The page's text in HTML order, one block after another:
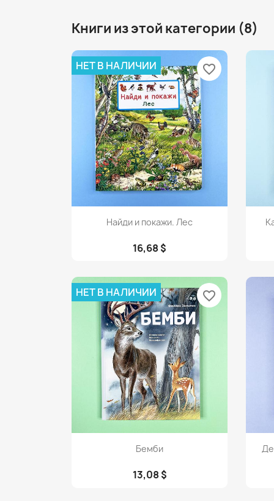
Книги из этой категории (8)
Просмотр
Найди и покажи. Лес
16,68 $
НЕТ В НАЛИЧИИ favorite_border
Просмотр
Бемби
13,08 $
НЕТ В НАЛИЧИИ favorite_border